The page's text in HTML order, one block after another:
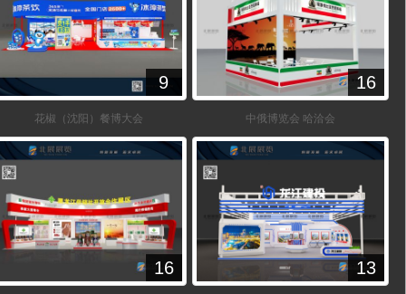
9
花椒（沈阳）餐博大会
16
中俄博览会 哈洽会
16 13